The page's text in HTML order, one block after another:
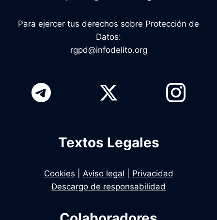
Para ejercer tus derechos sobre Protección de
Datos:
rgpd@infodelito.org
Textos Legales
Cookies Aviso legal
Privacidad
Descargo de responsabilidad